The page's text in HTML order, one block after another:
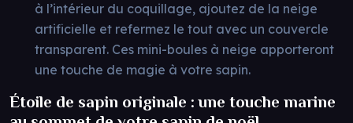
à l’intérieur du coquillage, ajoutez de la neige
artificielle et refermez le tout avec un couvercle
transparent. Ces mini-boules à neige apporteront
une touche de magie à votre sapin.
Étoile de sapin originale : une touche marine